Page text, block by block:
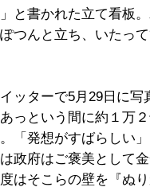
と書かれた立て看板
つんと立ち、いたっ
ッターで5月29日に写
っという間に約１万
「発想がすばらしい
政府はご褒美として
はそこらの壁を『ぬ